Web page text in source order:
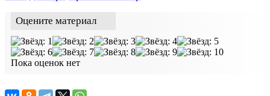
Оцените материал
Пока оценок нет